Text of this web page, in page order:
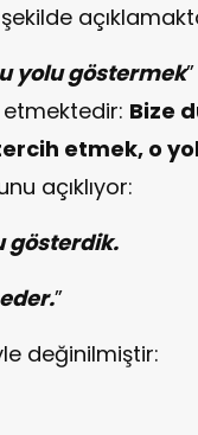
yolu göstermek
Bize
etmek, o
açıklıyor:
gösterdik.
.”
değinilmiştir: